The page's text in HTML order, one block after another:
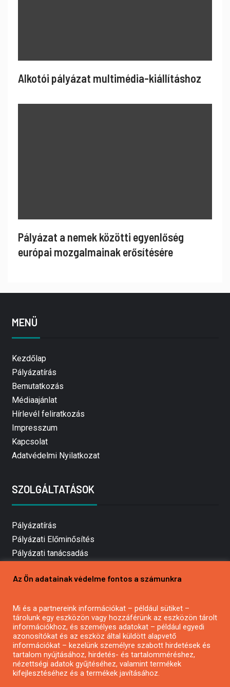
Alkotói pályázat multimédia-kiállításhoz
Pályázat a nemek közötti egyenlőség
európai mozgalmainak erősítésére
MENÜ
Kezdőlap
Pályázatírás
Bemutatkozás
Médiaajánlat
Hírlevél feliratkozás
Impresszum
Kapcsolat
Adatvédelmi Nyilatkozat
SZOLGÁLTATÁSOK
Pályázatírás
Pályázati Előminősítés
Pályázati tanácsadás
Mezőgazdasági pályázatírás
Pályázatírás civil szervezeteknek
Pályázatírás önkormányzatoknak
Pályázatfigyelés
Specifikus pályázatfigyelés vagy hírlevél
Az Ön adatainak védelme fontos a számunkra
Mi és a partnereink információkat – például sütiket –
tárolunk egy eszközön vagy hozzáférünk az eszközön tárolt
információkhoz, és személyes adatokat – például egyedi
azonosítókat és az eszköz által küldött alapvető
információkat – kezelünk személyre szabott hirdetések és
tartalom nyújtásához, hirdetés- és tartalomméréshez,
nézettségi adatok gyűjtéséhez, valamint termékek
kifejlesztéséhez és a termékek javításához.